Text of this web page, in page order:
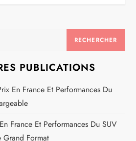
PUBLICATIONS
En France Et Performances Du
France Et Performances Du SUV
Grand Format